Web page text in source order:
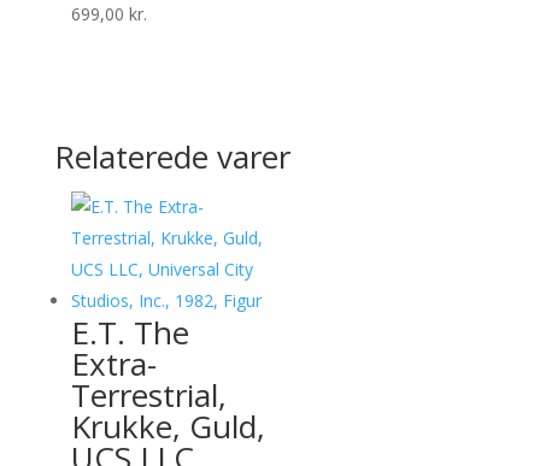
699,00 kr.
Relaterede varer
E.T. The
Extra-
Terrestrial,
Krukke, Guld,